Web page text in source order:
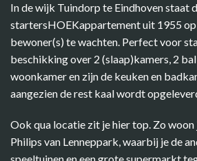
In de wijk Tuindorp te Eindhoven staat
startersHOEKappartement uit 1955 op
bewoner(s) te wachten. Perfect voor
beschikking over 2 (slaap)kamers, 2
woonkamer en zijn de keuken en
aangezien de rest kaal wordt
Ook qua locatie zit je hier top. Zo woon
Philips van Lenneppark, waarbij je de